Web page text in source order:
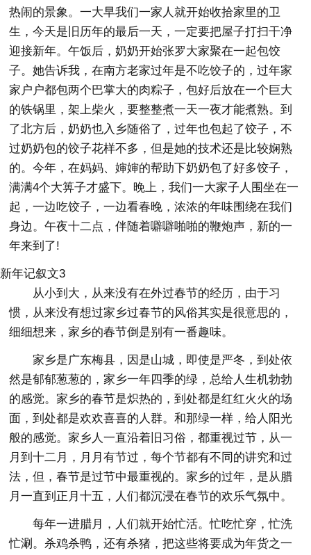
热闹的景象。一大早我们一家人就开始收拾家里的卫
生，今天是旧历年的最后一天，一定要把屋子打扫干净
迎接新年。午饭后，奶奶开始张罗大家聚在一起包饺
子。她告诉我，在南方老家过年是不吃饺子的，过年家
家户户都包两个巴掌大的肉粽子，包好后放在一个巨大
的铁锅里，架上柴火，要整整煮一天一夜才能煮熟。到
了北方后，奶奶也入乡随俗了，过年也包起了饺子，不
过奶奶包的饺子花样不多，但是她的技术还是比较娴熟
的。今年，在妈妈、婶婶的帮助下奶奶包了好多饺子，
满满4个大箅子才盛下。晚上，我们一大家子人围坐在一
起，一边吃饺子，一边看春晚，浓浓的年味围绕在我们
身边。午夜十二点，伴随着噼噼啪啪的鞭炮声，新的一
年来到了!
新年记叙文3
从小到大，从来没有在外过春节的经历，由于习
惯，从来没有想过家乡过春节的风俗其实是很意思的，
细细想来，家乡的春节倒是别有一番趣味。
家乡是广东梅县，因是山城，即使是严冬，到处依
然是郁郁葱葱的，家乡一年四季的绿，总给人生机勃勃
的感觉。家乡的春节是炽热的，到处都是红红火火的场
面，到处都是欢欢喜喜的人群。和那绿一样，给人阳光
般的感觉。家乡人一直沿着旧习俗，都重视过节，从一
月到十二月，月月有节过，每个节都有不同的讲究和过
法，但，春节是过节中最重视的。家乡的过年，是从腊
月一直到正月十五，人们都沉浸在春节的欢乐气氛中。
每年一进腊月，人们就开始忙活。忙吃忙穿，忙洗
忙涮。杀鸡杀鸭，还有杀猪，把这些将要成为年货之一